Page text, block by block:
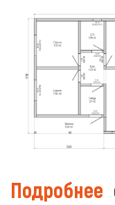
Подробнее